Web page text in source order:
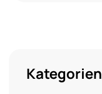
Kategorien